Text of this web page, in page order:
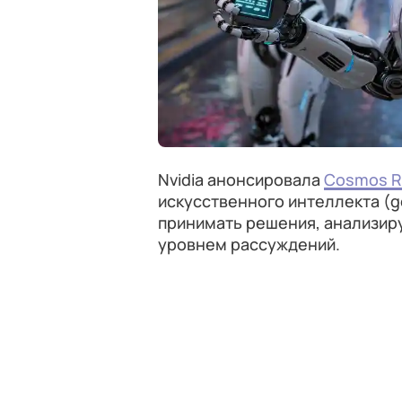
Nvidia анонсировала Cosmos
искусственного интеллекта
принимать решения,
уровнем рассуждений.